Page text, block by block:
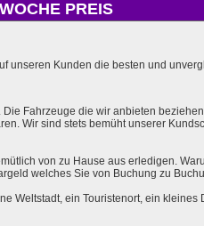
WOCHE PREIS
unseren Kunden die besten und
Fahrzeuge die wir anbieten
Wir sind stets bemüht unserer
von zu Hause aus erledigen.
welches Sie von Buchung zu
Weltstadt, ein Touristenort, ein